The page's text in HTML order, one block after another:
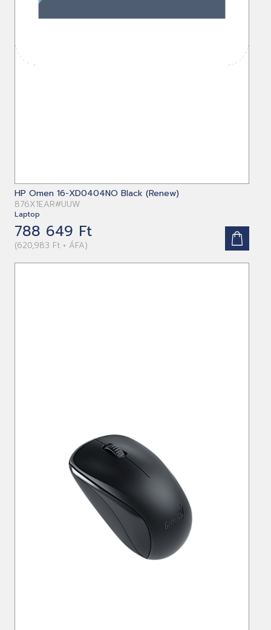
HP Omen 16-XD0404NO Black (Renew)
876X1EAR#UUW
Laptop
788 649 Ft
(620,983 Ft + ÁFA)